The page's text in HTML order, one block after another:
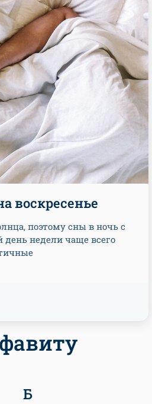
воскресенье
поэтому сны в ночь с
день недели чаще всего
Б